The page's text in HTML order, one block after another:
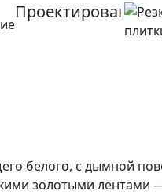
Проектирование
белого, с дымной
золотыми лентами